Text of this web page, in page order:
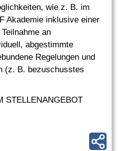
wie z. B. im
Akademie inklusive einer
an
abgestimmte
Regelungen und
(z. B. bezuschusstes
STELLENANGEBOT